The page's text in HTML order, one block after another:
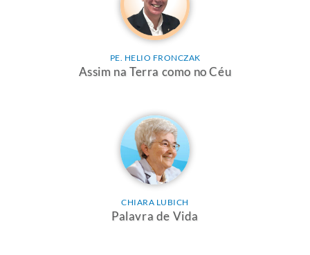
PE. HELIO FRONCZAK
Assim na Terra como no Céu
CHIARA LUBICH
Palavra de Vida